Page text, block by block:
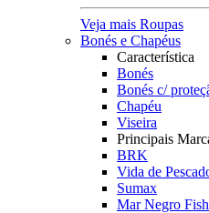
Veja mais Roupas
Bonés e Chapéus
Característica
Bonés
Bonés c/
Chapéu
Viseira
Principais
BRK
Vida de
Sumax
Mar Negro